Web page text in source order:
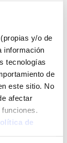
y/o de
información
tecnologías
de
este sitio. No
afectar
de
a domicilio:
hábiles
+ INFO